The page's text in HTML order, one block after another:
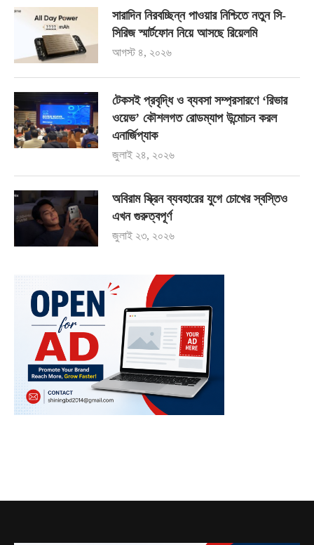
সারাদিন নিরবচ্ছিন্ন পাওয়ার নিশ্চিতে নতুন সি-
সিরিজ স্মার্টফোন নিয়ে আসছে রিয়েলমি
আগস্ট ৪, ২০২৬
টেকসই প্রবৃদ্ধি ও ব্যবসা সম্প্রসারণে ‘রিভার
ওয়েভ’ কৌশলগত রোডম্যাপ উন্মোচন করল
এনার্জিপ্যাক
জুলাই ২৪, ২০২৬
অবিরাম স্ক্রিন ব্যবহারের যুগে চোখের স্বস্তিও
এখন গুরুত্বপূর্ণ
জুলাই ২৩, ২০২৬